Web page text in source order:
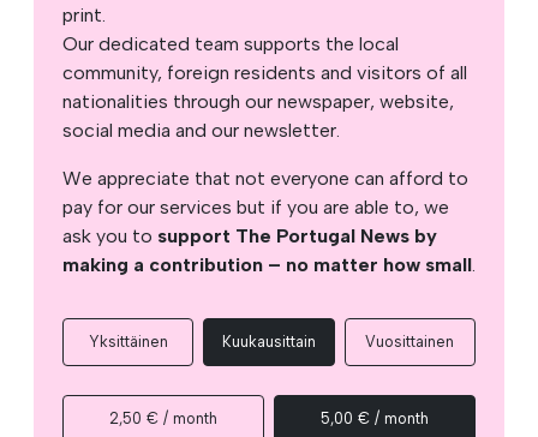
print.
Our dedicated team supports the local
community, foreign residents and visitors of all
nationalities through our newspaper, website,
social media and our newsletter.
We appreciate that not everyone can afford to
pay for our services but if you are able to, we
ask you to support The Portugal News by
making a contribution – no matter how small.
Yksittäinen Kuukausittain Vuosittainen
2,50 € / month 5,00 € / month